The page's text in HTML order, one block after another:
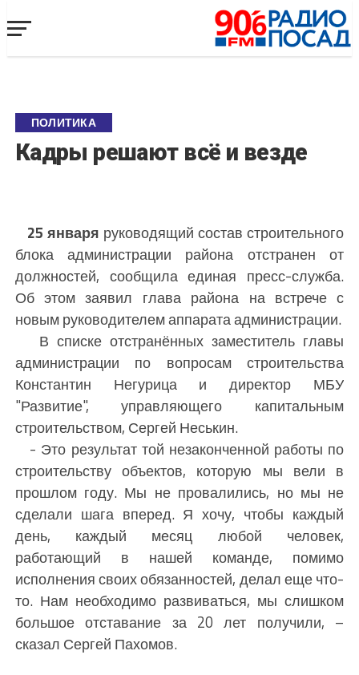
ПОЛИТИКА
Кадры решают всё и везде
25 января руководящий состав строительного
блока администрации района отстранен от
должностей, сообщила единая пресс-служба.
Об этом заявил глава района на встрече с
новым руководителем аппарата администрации.
В списке отстранённых заместитель главы
администрации по вопросам строительства
Константин Негурица и директор МБУ
"Развитие", управляющего капитальным
строительством, Сергей Неськин.
- Это результат той незаконченной работы по
строительству объектов, которую мы вели в
прошлом году. Мы не провалились, но мы не
сделали шага вперед. Я хочу, чтобы каждый
день, каждый месяц любой человек,
работающий в нашей команде, помимо
исполнения своих обязанностей, делал еще что-
то. Нам необходимо развиваться, мы слишком
большое отставание за 20 лет получили, –
сказал Сергей Пахомов.